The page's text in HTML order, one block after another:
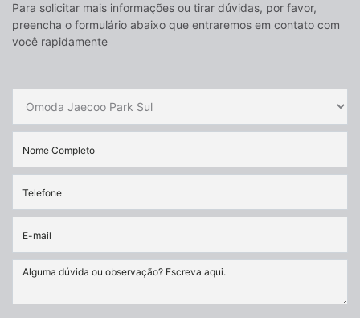
Para solicitar mais informações ou tirar dúvidas, por favor,
preencha o formulário abaixo que entraremos em contato com
você rapidamente